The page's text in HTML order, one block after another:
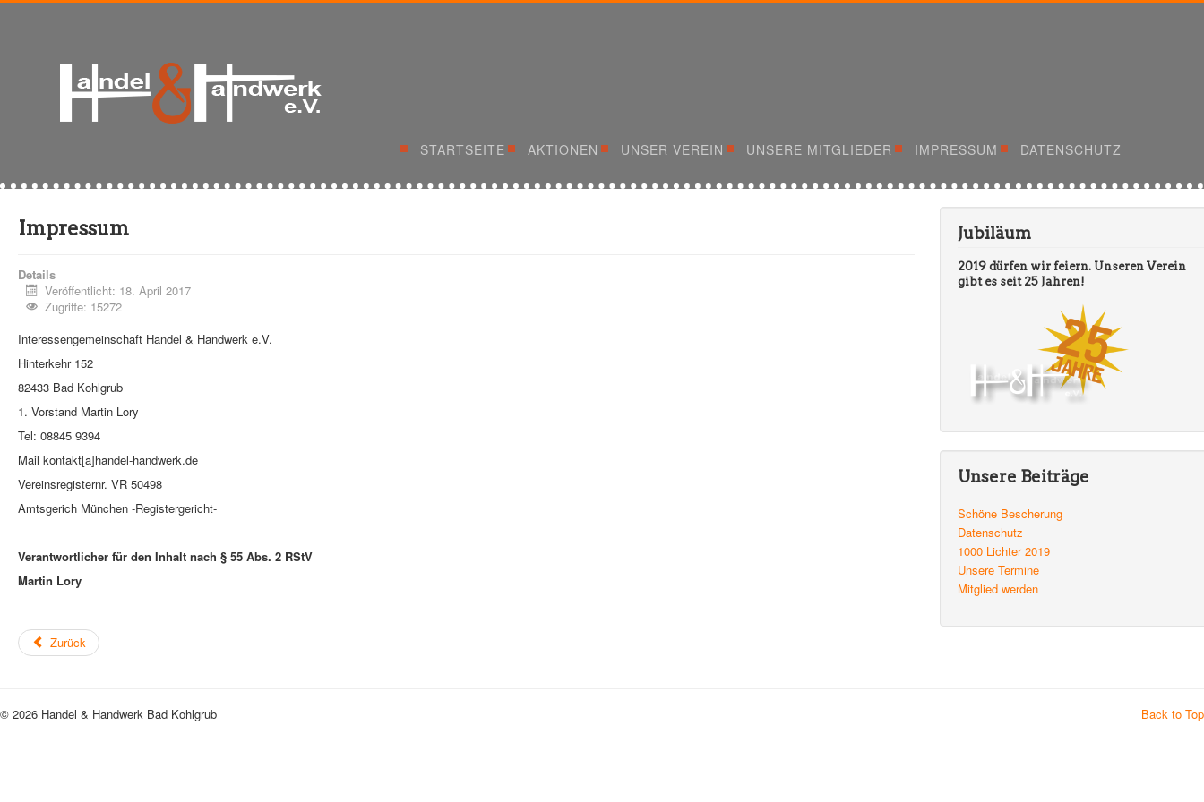
STARTSEITE AKTIONEN UNSER VEREIN UNSERE MITGLIEDER IMPRESSUM DATENSCHUTZ
Impressum
Details
Veröffentlicht: 18. April 2017
Zugriffe: 15272
Interessengemeinschaft Handel & Handwerk e.V.
Hinterkehr 152
82433 Bad Kohlgrub
1. Vorstand Martin Lory
Tel: 08845 9394
Mail kontakt[a]handel-handwerk.de
Vereinsregisternr. VR 50498
Amtsgerich München -Registergericht-
Verantwortlicher für den Inhalt nach § 55 Abs. 2 RStV
Martin Lory
Zurück
Jubiläum
2019 dürfen wir feiern. Unseren Verein
gibt es seit 25 Jahren!
Unsere Beiträge
Schöne Bescherung
Datenschutz
1000 Lichter 2019
Unsere Termine
Mitglied werden
Back to Top
© 2026 Handel & Handwerk Bad Kohlgrub